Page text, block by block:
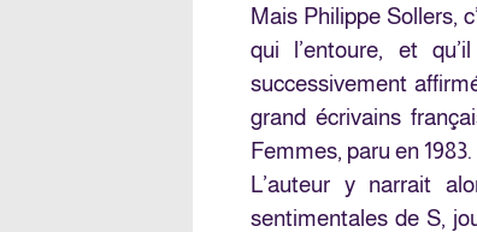
Mais Philippe Sollers,
qui l’entoure, et
successivement
grand écrivains
Femmes, paru en 1983.
L’auteur y narrait
sentimentales de S,